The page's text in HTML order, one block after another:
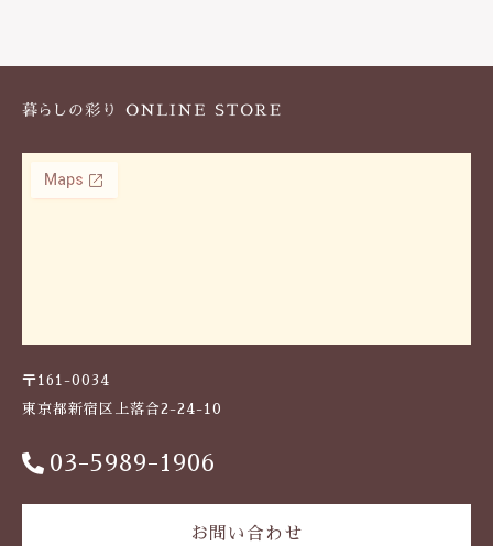
〒161-0034
東京都新宿区上落合2-24-10
03-5989-1906
お問い合わせ